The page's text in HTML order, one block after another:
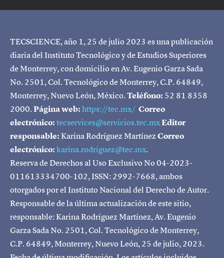
TECSCIENCE, año 1, 25 de julio 2023 es una publicación
diaria del Instituto Tecnológico y de Estudios Superiores
de Monterrey, con domicilio en Av. Eugenio Garza Sada
No. 2501, Col. Tecnológico de Monterrey, C.P. 64849,
Monterrey, Nuevo León, México.Teléfono: 52 81 8358
2000.Página web:https://tec.mx/ Correo
electrónico:tecservices@servicios.tec.mxEditor
responsable:Karina Rodríguez MartínezCorreo
electrónico:karina.rodriguez@tec.mx.
Reserva de Derechos al Uso Exclusivo No 04-2023-
011613334700-102, ISSN: 2992-7668, ambos
otorgados por el Instituto Nacional del Derecho de Autor.
Responsable de la última actualización de este sitio,
responsable: Karina Rodríguez Martínez, Av. Eugenio
Garza Sada No. 2501, Col. Tecnológico de Monterrey,
C.P. 64849, Monterrey, Nuevo León, 25 de julio, 2023.